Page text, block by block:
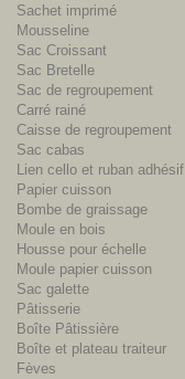
Sachet imprimé
Mousseline
Sac Croissant
Sac Bretelle
Sac de regroupement
Carré rainé
Caisse de regroupement
Sac cabas
Lien cello et ruban adhésif
Papier cuisson
Bombe de graissage
Moule en bois
Housse pour échelle
Moule papier cuisson
Sac galette
Pâtisserie
Boîte Pâtissière
Boîte et plateau traiteur
Fèves